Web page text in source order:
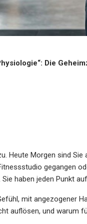
Die
Heute Morgen sind
gegangen
haben jeden Punkt
mit angezogener
auflösen, und warum